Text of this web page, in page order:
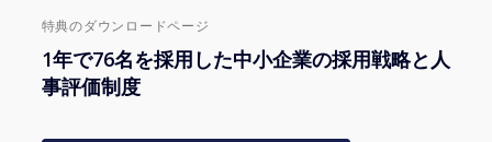
特典のダウンロードページ
1年で76名を採用した中小企業の採用戦略と人
事評価制度